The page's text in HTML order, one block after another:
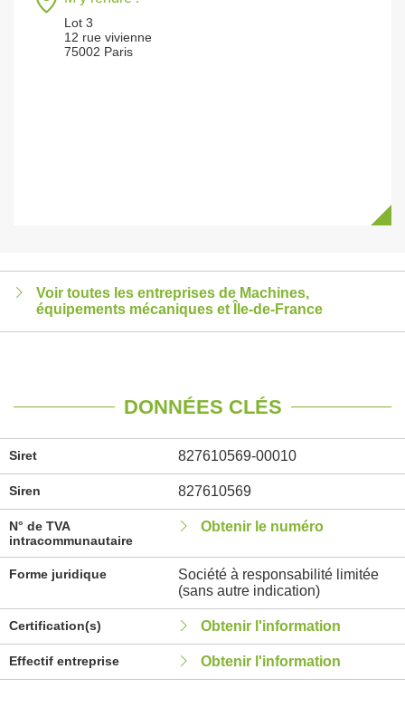
Lot 3
12 rue vivienne
75002 Paris
Voir toutes les entreprises de Machines,
équipements mécaniques et Île-de-France
DONNÉES CLÉS
Siret 827610569-00010
Siren 827610569
N° de TVA
intracommunautaire
Obtenir le numéro
Forme juridique
Société à responsabilité limitée
(sans autre indication)
Certification(s) Obtenir l'information
Effectif entreprise Obtenir l'information